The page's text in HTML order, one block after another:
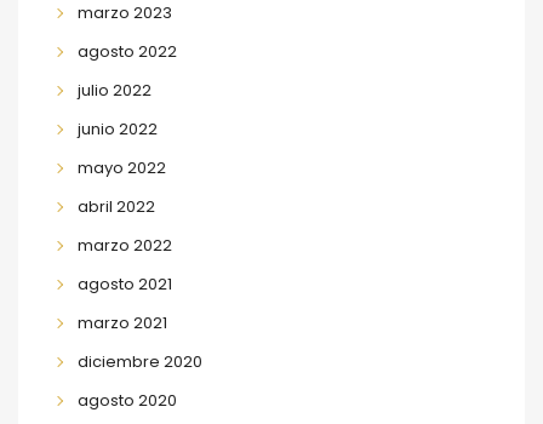
marzo 2023
agosto 2022
julio 2022
junio 2022
mayo 2022
abril 2022
marzo 2022
agosto 2021
marzo 2021
diciembre 2020
agosto 2020